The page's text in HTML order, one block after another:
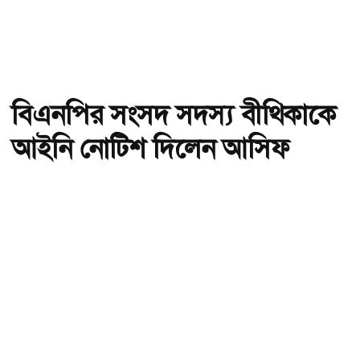
বিএনপির সংসদ সদস্য বীথিকাকে
আইনি নোটিশ দিলেন আসিফ